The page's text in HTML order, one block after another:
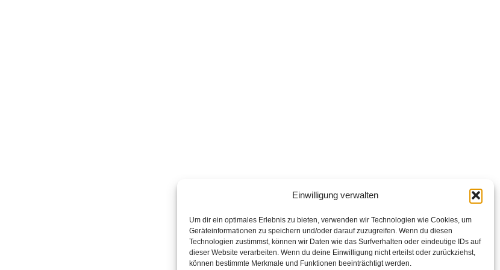
Einwilligung verwalten
Um dir ein optimales Erlebnis zu bieten, verwenden wir Technologien wie Cookies, um
Geräteinformationen zu speichern und/oder darauf zuzugreifen. Wenn du diesen
Technologien zustimmst, können wir Daten wie das Surfverhalten oder eindeutige IDs auf
dieser Website verarbeiten. Wenn du deine Einwilligung nicht erteilst oder zurückziehst,
können bestimmte Merkmale und Funktionen beeinträchtigt werden.